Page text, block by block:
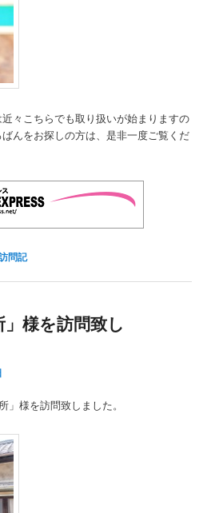
々こちらでも取り扱いが始まりますの
んをお探しの方は、是非一度ご覧くだ
問記
」様を訪問致し
」様を訪問致しました。